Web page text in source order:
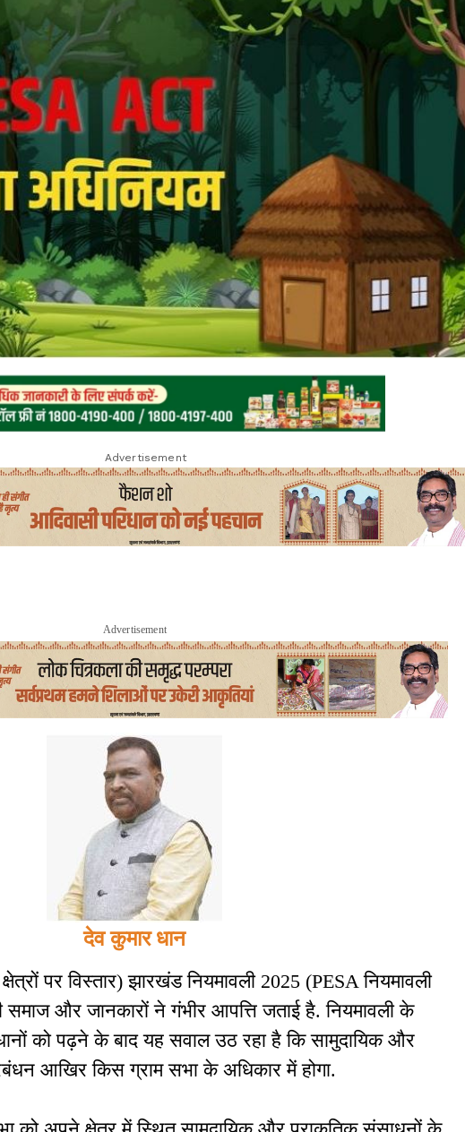
Advertisement
Advertisement
देव कुमार धान
पर विस्तार) झारखंड नियमावली 2025 (PESA नियमावली
और जानकारों ने गंभीर आपत्ति जताई है. नियमावली के
को पढ़ने के बाद यह सवाल उठ रहा है कि सामुदायिक और
आखिर किस ग्राम सभा के अधिकार में होगा.